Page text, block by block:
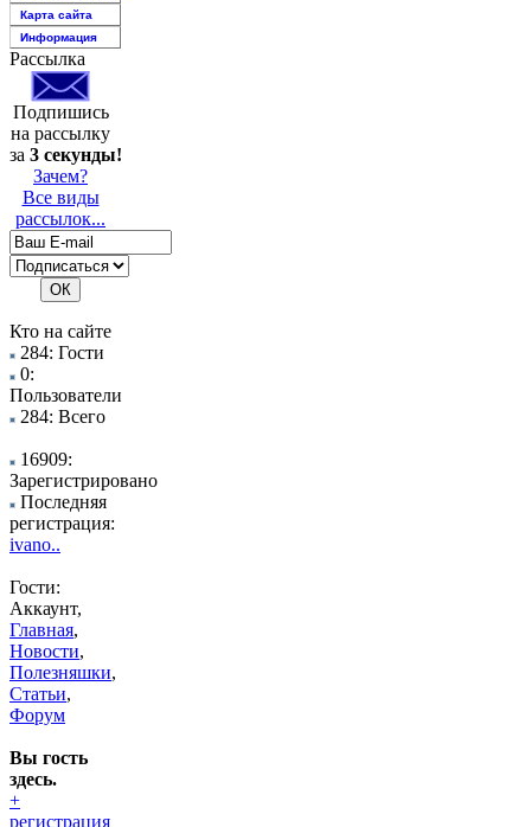
Карта сайта
Информация
Рассылка
Подпишись
на рассылку
за 3 секунды!
Зачем?
Все виды
рассылок...
Кто на сайте
284: Гости
0:
Пользователи
284: Всего
16909:
Зарегистрировано
Последняя
регистрация:
ivano..
Гости:
Аккаунт,
Главная,
Новости,
Полезняшки,
Статьи,
Форум
Вы гость
здесь.
+
регистрация